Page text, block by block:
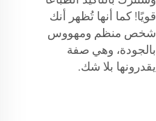
قويًا! كما أنها تُظهر أنك
شخص منظم ومهووس
بالجودة، وهي صفة
يقدرونها بلا شك.